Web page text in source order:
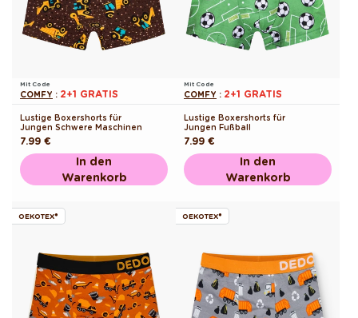
Mit Code
COMFY : 2+1 GRATIS
Lustige Boxershorts für
Jungen Schwere Maschinen
Normaler
Preis
7.99 €
In den
Warenkorb
Mit Code
COMFY : 2+1 GRATIS
Lustige Boxershorts für
Jungen Fußball
Normaler
Preis
7.99 €
In den
Warenkorb
OEKOTEX® OEKOTEX®